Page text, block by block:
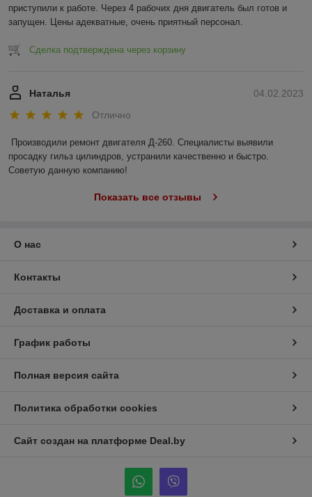
приступили к работе. Через 4 рабочих дня двигатель был готов и
запущен. Цены адекватные, очень приятный персонал.
Сделка подтверждена через корзину
04.02.2023
Наталья
Отлично
Производили ремонт двигателя Д-260. Специалисты выявили
просадку гильз цилиндров, устранили качественно и быстро.
Советую данную компанию!
Показать все отзывы
О нас
Контакты
Доставка и оплата
График работы
Полная версия сайта
Политика обработки cookies
Сайт создан на платформе Deal.by